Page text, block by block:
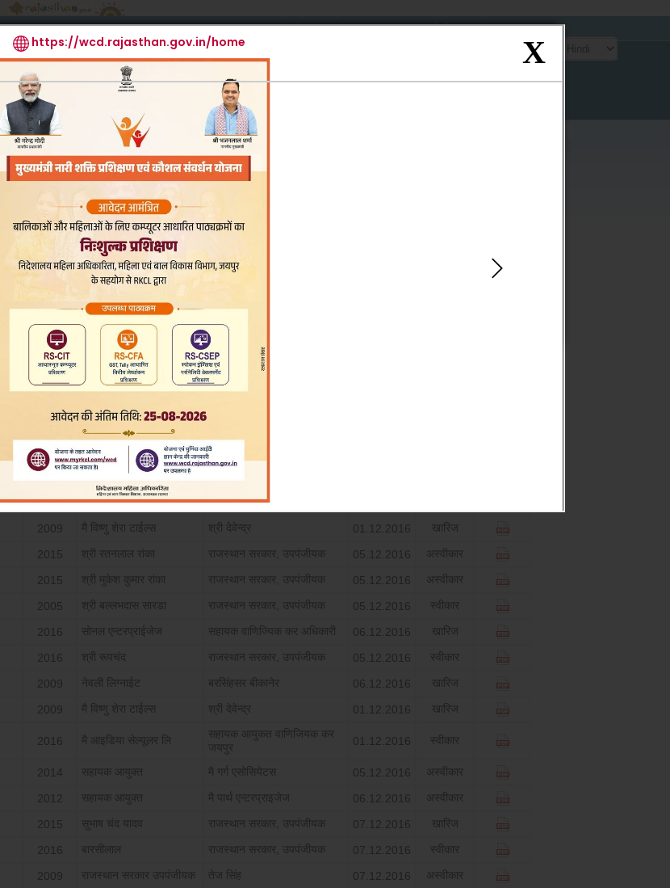
मुखपृष्ठ आर.टी.आई. साइटमैप एफ.ए.क्यू. प्रतिपुष्टि संपर्क
Mode of
Operation
Annual Report Acts/Rules
वर्ष अपीलार्थी
2016 मै सांवरिया बोरिंग कम्‍पनी वाणिज्यिक कर अधिकारी
मै गिटको होटल प्रा;लि
2013 मै श्री बाबा एन्‍टरप्राईजेज उपायुक्‍त प्रशा
2009 मै विष्‍णु शेरा टाईल्‍स श्री देवेन्‍द्र 01.12.2016 खारिज
2015 श्री रतनलाल रांका राजस्‍थान सरकार, उपपंजीयक 05.12.2016 अस्‍वीकार
2015 श्री मुकेश कुमार रांका राजस्‍थान सरकार, उपपंजीयक 05.12.2016 अस्‍वीकार
2005 श्री बल्‍लभदास सारडा राजस्‍थान सरकार, उपपंजीयक 05.12.2016 स्‍वीकार
2016 सोनल एन्‍टरप्राईजेज सहायक वाणिज्यिक कर अधिकारी 06.12.2016 खारिज
2016 श्री रूपचंद राजस्‍थान सरकार, उपपंजीयक 05.12.2016 स्‍वीकार
2009 नेवली लिग्‍नाईट बरसिंहसर बीकानेर 06.12.2016 खारिज
2009 मै विष्‍णु शेरा टाईल्‍स श्री देवेन्‍द्र 01.12.2016 खारिज
2016 मै आइडिया सेल्‍यूलर लि
सहायक आयुकत वाणिजियक कर
जयपुर
01.12.2016 स्‍वीकार
2014 सहायक आयुक्‍त मै गर्ग एसोसियेटस 05.12.2016 अस्‍वीकार
2012 सहायक आयुक्‍त मै पार्थ एन्‍टरप्राइजेज 06.12.2016 अस्‍वीकार
2015 सुभाष चंद यादव राजस्‍थान सरकार, उपपंजीयक 07.12.2016 खारिज
2016 बारसीलाल राजस्‍थान सरकार, उपपंजीयक 07.12.2016 स्‍वीकार
2009 राजस्‍थान सरकार उपपंजीयक तेज सिंह 07.12.2016 अस्‍वीकार
X